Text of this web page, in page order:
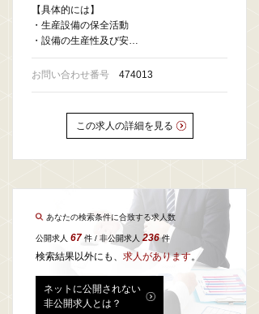
【具体的には】
・生産設備の保全活動
・設備の生産性及び安…
お問い合わせ番号 474013
この求人の詳細を見る
あなたの検索条件に合致する求人数
公開求人 67 件 / 非公開求人 236件
検索結果以外にも、 求人があります。
ネットに公開されない
非公開求人とは？